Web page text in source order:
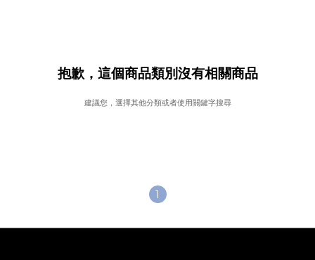
抱歉，這個商品類別沒有相關商品
建議您，選擇其他分類或者使用關鍵字搜尋
1